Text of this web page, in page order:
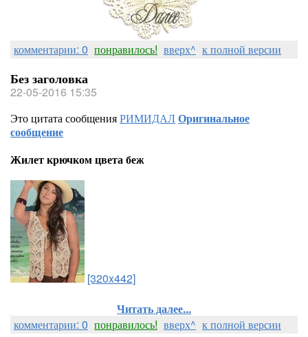
комментарии: 0 понравилось! вверх^ к полной версии
Без заголовка
22-05-2016 15:35
Это цитата сообщенияРИМИДАЛОригинальное
сообщение
Жилет крючком цвета беж
[320x442]
Читать далее...
комментарии: 0 понравилось! вверх^ к полной версии